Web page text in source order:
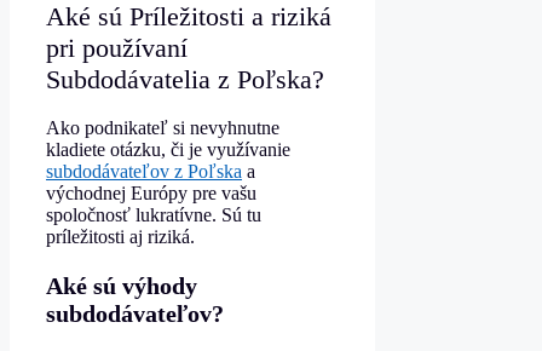
Aké sú Príležitosti a riziká
pri používaní
Subdodávatelia z Poľska?
Ako podnikateľ si nevyhnutne
kladiete otázku, či je využívanie
subdodávateľov z Poľska a
východnej Európy pre vašu
spoločnosť lukratívne. Sú tu
príležitosti aj riziká.
Aké sú výhody
subdodávateľov?